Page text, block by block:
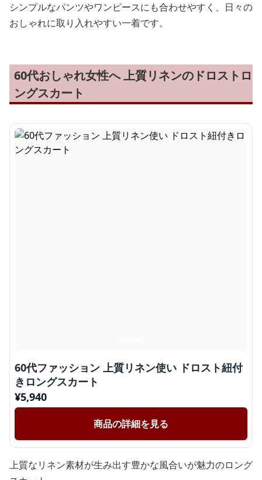
シンプルなパンツやワンピースにも合わせやすく、日々の
おしゃれに取り入れやすい一着です。
60代おしゃれ女性へ 上質リネンのドロストロ
ングスカート
60代ファッション 上質リネン使い ドロスト紐付
きロングスカート
¥5,940
商品の詳細を見る
上質なリネン素材が生み出す豊かな風合いが魅力のロング